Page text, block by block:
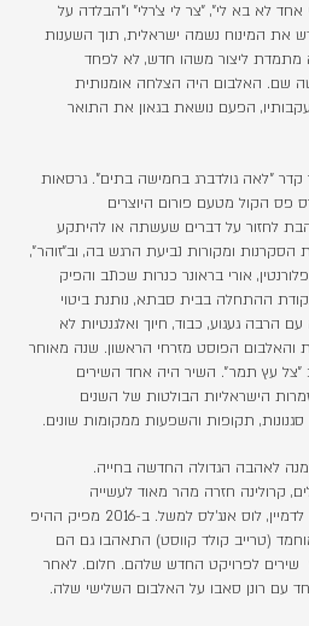
לא בא לי״, ״צר לי צ׳רלי״ ו"הבלדה על
את המינוח נשמה ישראלית, תוך השענות
מתמדת ליצור משהו חדש, לא לפחד
שם. האלבום היה הצלחה אומנותית
הפעם נושאת בגאון את התואר
קדר "לאה גולדברג בחמישה בתים". גרסאות
פס הקול מטעם פורום היוצרים
לחזור על דברים שעשתה או להיתקע
ומקורות נביעת הרגש בה, וב״זוהר״,
אורי בראונר כנרות שכתב והפיק
ההתחלה בבית סבתא, נותנת ביטוי
הרבה געגוע, כבוד, חיוך ואלגנטיות לא
והאלבום הפוסט מזרחי הראשון. שנה מאוחר
״צל עץ תמר״. השיר היה אחד השירים
הישראליות הבולטות של השנים
תקופות והשפעות ממקומות שונים.
קרולינה חזרה מהר מאוד לעשייה
המוסיקלית, וכרגיל אצלה, מכיוונים שלא יכלה לחשוב או לדמיין, לוס אנג׳לס למשל. ב-2016 מפיק ההיפ
(טרייב קולד קווסט) התאהבו גם הם
שירים לפרויקט החדש שלהם. חלום. לאחר
עם רונן סאבו על האלבום השלישי שלה.